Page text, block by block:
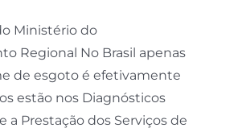
Ministério do
Regional No Brasil apenas
de esgoto é efetivamente
estão nos Diagnósticos
a Prestação dos Serviços de